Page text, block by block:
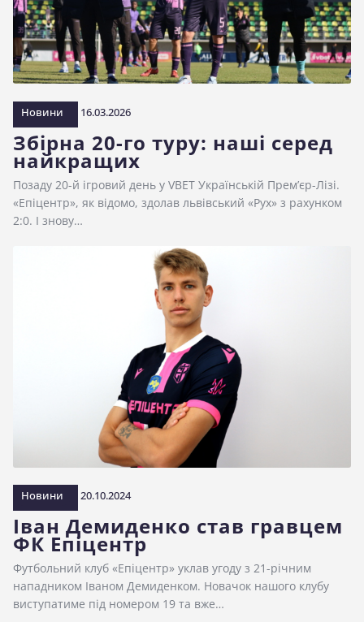
Новини 16.03.2026
Збірна 20-го туру: наші серед
найкращих
Позаду 20-й ігровий день у VBET Українській Прем’єр-Лізі.
«Епіцентр», як відомо, здолав львівський «Рух» з рахунком
2:0. І знову…
Новини 20.10.2024
Іван Демиденко став гравцем
ФК Епіцентр
Футбольний клуб «Епіцентр» уклав угоду з 21-річним
нападником Іваном Демиденком. Новачок нашого клубу
виступатиме під номером 19 та вже…